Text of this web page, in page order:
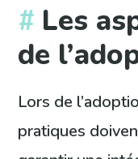
Les
de
Lors de
pratiques